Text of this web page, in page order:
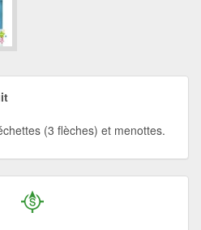
(3 flèches) et menottes.